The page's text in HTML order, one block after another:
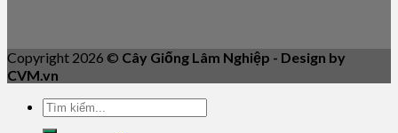
Copyright 2026 © Cây Giống Lâm Nghiệp - Design by
CVM.vn